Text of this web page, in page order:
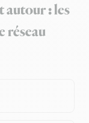
autour : les
réseau